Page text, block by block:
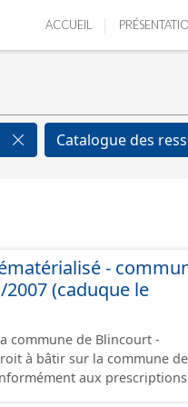
ACCUEIL
Catalogue des
-
(caduque le
commune de Blincourt -